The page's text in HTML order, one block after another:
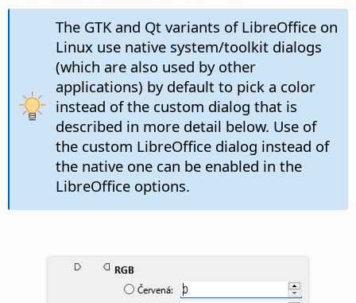
The GTK and Qt variants of LibreOffice on
Linux use native system/toolkit dialogs
(which are also used by other
applications) by default to pick a color
instead of the custom dialog that is
described in more detail below. Use of
the custom LibreOffice dialog instead of
the native one can be enabled in the
LibreOffice options.